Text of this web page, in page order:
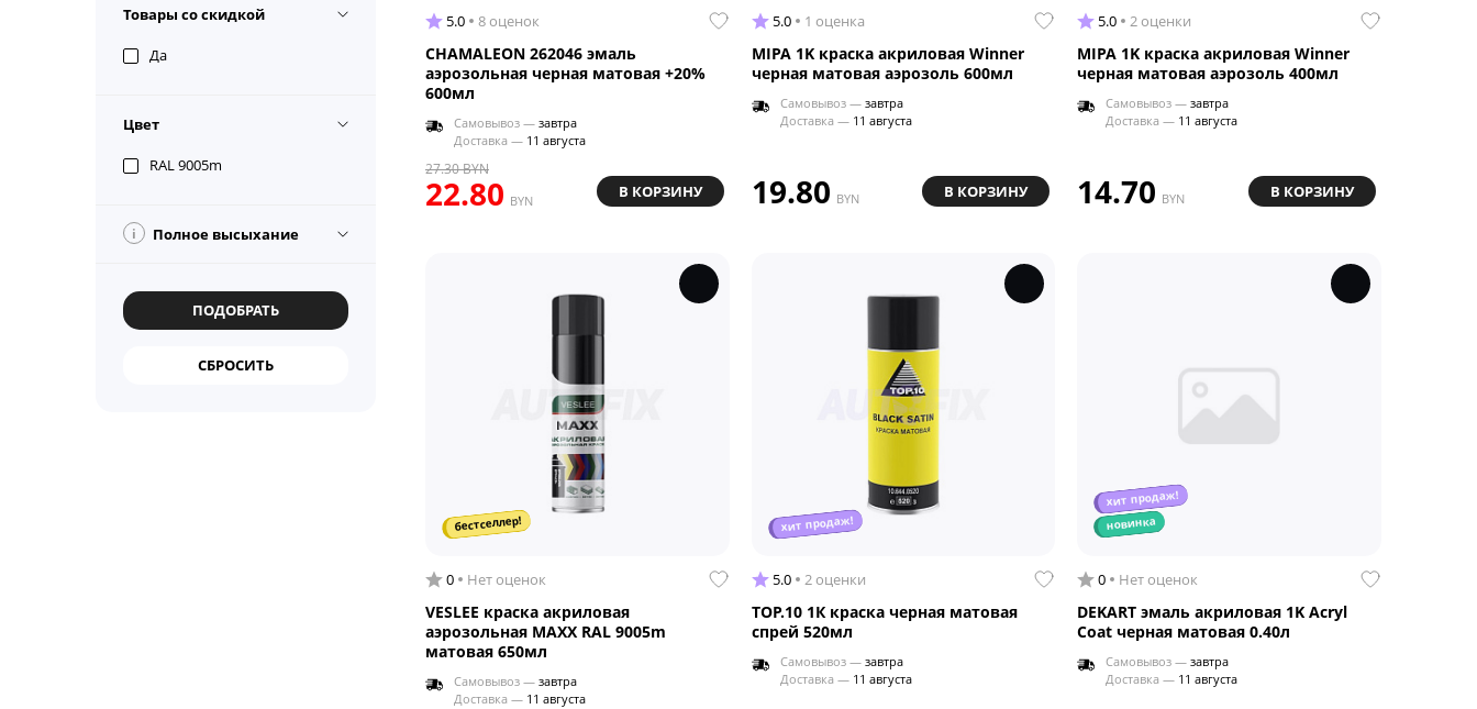
Товары со скидкой
Да
Цвет
RAL 9005m
i Полное высыхание
5.0 8 оценок
CHAMALEON 262046 эмаль
аэрозольная черная матовая +20%
600мл
Самовывоз — завтра
Доставка — 11 августа
22.80 BYN
27.30BYN
В КОРЗИНУ
5.0 1 оценка
MIPA 1K краска акриловая Winner
черная матовая аэрозоль 600мл
Самовывоз — завтра
Доставка — 11 августа
19.80 BYN В КОРЗИНУ
5.0 2 оценки
MIPA 1K краска акриловая Winner
черная матовая аэрозоль 400мл
Самовывоз —завтра
Доставка — 11 августа
14.70 BYN В КОРЗИНУ
бестселлер!
0 Нет оценок
VESLEE краска акриловая
аэрозольная MAXX RAL 9005m
матовая 650мл
Самовывоз — завтра
Доставка — 11 августа
хит продаж!
5.0 2 оценки
TOP.10 1К краска черная матовая
спрей 520мл
Самовывоз — завтра
Доставка — 11 августа
хит продаж!
новинка
0 Нет оценок
DEKART эмаль акриловая 1K Acryl
Coat черная матовая 0.40л
Самовывоз —завтра
Доставка — 11 августа